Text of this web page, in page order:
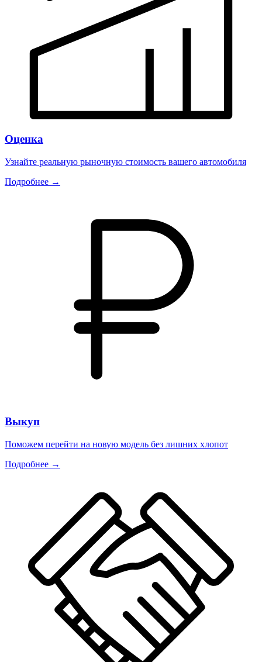
Оценка
Узнайте реальную рыночную стоимость вашего автомобиля
Подробнее →
Выкуп
Поможем перейти на новую модель без лишних хлопот
Подробнее →